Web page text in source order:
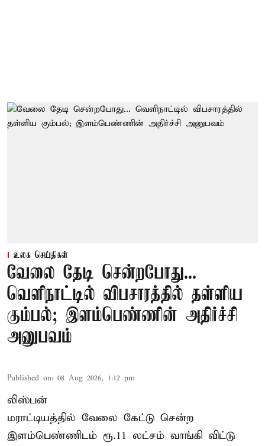
உலக செய்திகள்
வேலை தேடி சென்றபோது...
வெளிநாட்டில் விபசாரத்தில் தள்ளிய
கும்பல்; இளம்பெண்ணின் அதிர்ச்சி
அனுபவம்
Published on: 08 Aug 2026, 1:12 pm
லிஸ்பன்
மராட்டியத்தில் வேலை கேட்டு சென்ற
இளம்பெண்ணிடம் ரூ.11 லட்சம் வாங்கி விட்டு